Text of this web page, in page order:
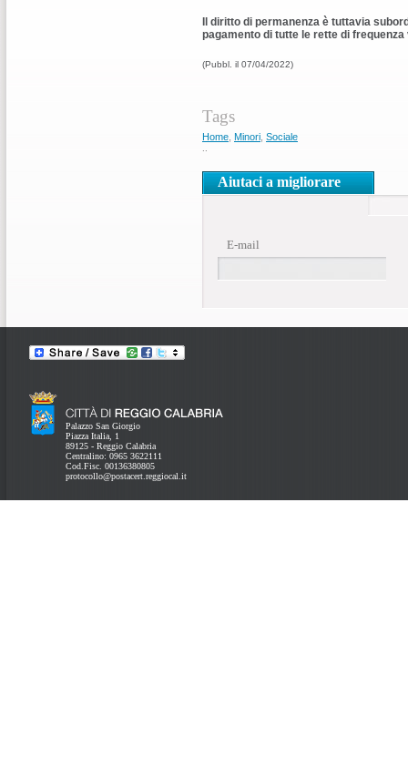
Il diritto di permanenza è tuttavia
pagamento di tutte le rette di
(Pubbl. il 07/04/2022)
Tags
Home Minori Sociale
Aiutaci a migliorare
E-mail
Palazzo San Giorgio
Piazza Italia, 1
89125 - Reggio Calabria
Centralino: 0965 3622111
Cod.Fisc. 00136380805
protocollo@postacert.reggiocal.it